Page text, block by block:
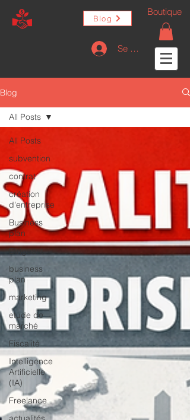
Blog
Se connecter
Boutique
Blog
All Posts
subvention
contrat
création
d'entreprise
Business
plan
Dirigeant
business
plan
marketing
etude de
marché
Fiscalité
Intelligence
Artificielle
(IA)
Freelance
All Posts